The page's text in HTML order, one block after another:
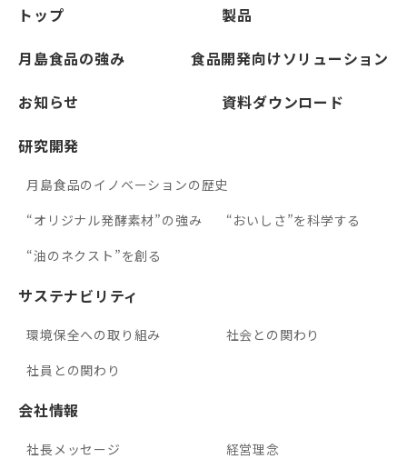
トップ
製品
月島食品の強み
食品開発向けソリューション
お知らせ
資料ダウンロード
研究開発
月島食品のイノベーションの歴史
“オリジナル発酵素材”の強み
“おいしさ”を科学する
“油のネクスト”を創る
サステナビリティ
環境保全への取り組み
社会との関わり
社員との関わり
会社情報
社長メッセージ
経営理念